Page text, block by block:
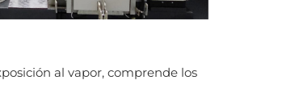
al vapor, comprende los